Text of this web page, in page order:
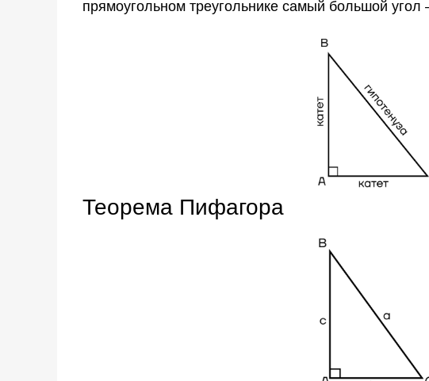
прямоугольном треугольнике самый большой
Теорема Пифагора